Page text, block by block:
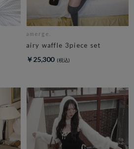
amerge.
airy waffle 3piece set
￥25,300